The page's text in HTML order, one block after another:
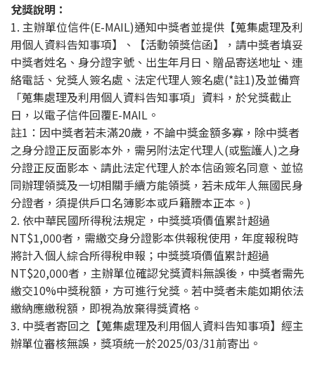
兌獎說明：
1. 主辦單位信件(E-MAIL)通知中獎者並提供【蒐集處理及利
用個人資料告知事項】、【活動領獎信函】，請中獎者填妥
中獎者姓名、身分證字號、出生年月日、贈品寄送地址、連
絡電話、兌獎人簽名處、法定代理人簽名處(*註1)及並備齊
「蒐集處理及利用個人資料告知事項」資料，於兌獎截止
日，以電子信件回覆E-MAIL。
註1：因中獎者若未滿20歲，不論中獎金額多寡，除中獎者
之身分證正反面影本外，需另附法定代理人(或監護人)之身
分證正反面影本、請此法定代理人於本信函簽名同意、並協
同辦理領獎及一切相關手續方能領獎，若未成年人無國民身
分證者，須提供戶口名簿影本或戶籍謄本正本。)
2. 依中華民國所得稅法規定，中獎獎項價值累計超過
NT$1,000者，需繳交身分證影本供報稅使用，年度報稅時
將計入個人綜合所得稅申報；中獎獎項價值累計超過
NT$20,000者，主辦單位確認兌獎資料無誤後，中獎者需先
繳交10%中獎稅額，方可進行兌獎。若中獎者未能如期依法
繳納應繳稅額，即視為放棄得獎資格。
3. 中獎者寄回之【蒐集處理及利用個人資料告知事項】經主
辦單位審核無誤，獎項統一於2025/03/31前寄出。